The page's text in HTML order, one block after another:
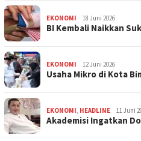
EKONOMI 18 Juni 2026
BI Kembali Naikkan
EKONOMI 12 Juni 2026
Usaha Mikro di Kota
EKONOMI HEADLINE 11 Juni
Akademisi Ingatkan